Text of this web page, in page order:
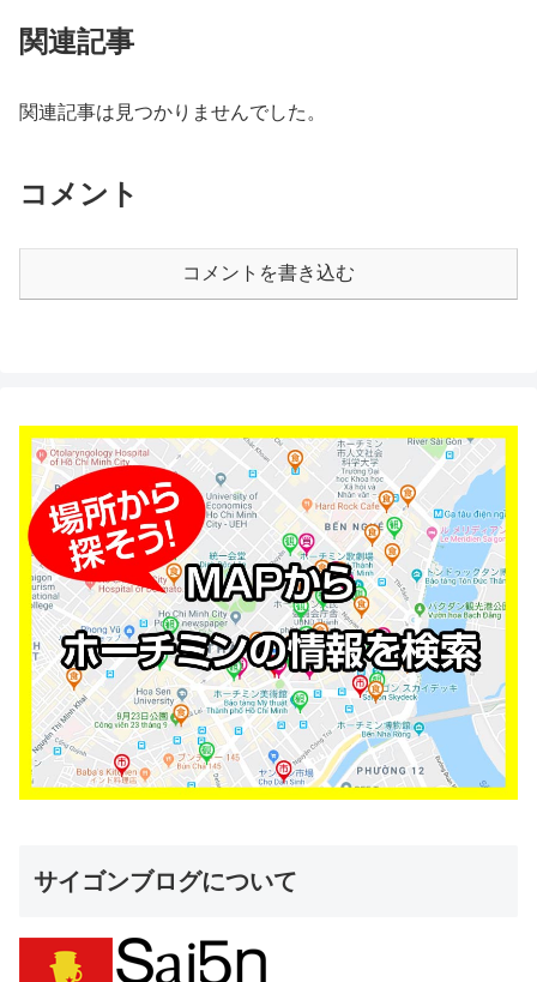
関連記事
関連記事は見つかりませんでした。
コメント
コメントを書き込む
サイゴンブログについて